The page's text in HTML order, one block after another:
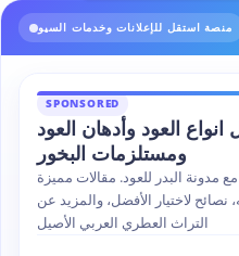
منصة استقل للإعلانات وخدمات السيو
SPONSORED
العود وأدهان العود
ومستلزمات البخور
مدونة البدر للعود. مقالات مميزة
لاختيار الأفضل، والمزيد عن
التراث العطري العربي الأصيل